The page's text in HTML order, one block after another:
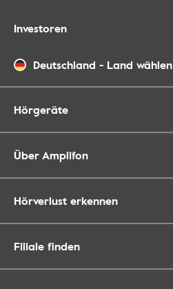
Investoren
Deutschland - Land wählen
Hörgeräte
Über Amplifon
Hörverlust erkennen
Filiale finden